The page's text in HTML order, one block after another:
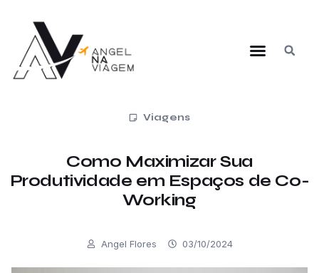
Viagens
Como Maximizar Sua
Produtividade em Espaços de Co-
Working
Angel Flores 03/10/2024